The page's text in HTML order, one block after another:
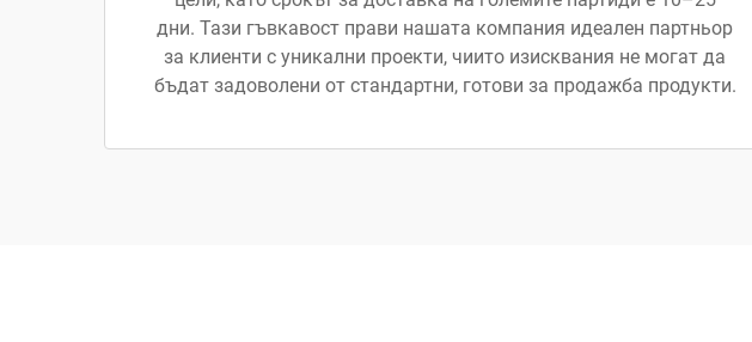
дни. Тази гъвкавост прави нашата компания идеален партньор
за клиенти с уникални проекти, чиито изисквания не могат да
бъдат задоволени от стандартни, готови за продажба продукти.